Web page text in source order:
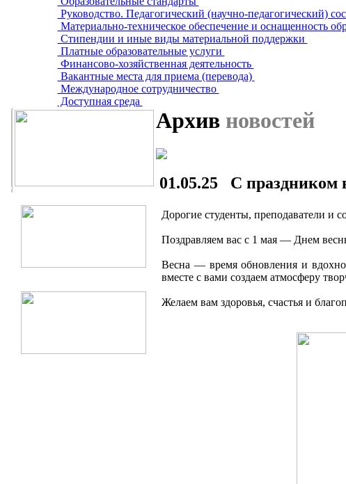
Руководство. Педагогический (научно-педагогический)
Материально-техническое обеспечение и оснащенность
Стипендии и иные виды материальной поддержки
Платные образовательные услуги
Финансово-хозяйственная деятельность
Вакантные места для приема (перевода)
Международное сотрудничество
Доступная среда
Архив новостей
01.05.25 С праздником
Дорогие студенты, преподаватели и
Поздравляем вас с 1 мая — Днем
Весна — время обновления и
вместе с вами создаем атмосферу
Желаем вам здоровья, счастья и